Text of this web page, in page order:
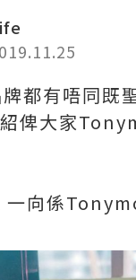
都有唔同既
俾大家
一向係